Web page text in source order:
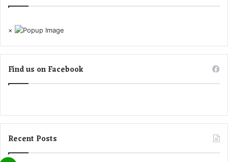
×
Find us on Facebook
Recent Posts